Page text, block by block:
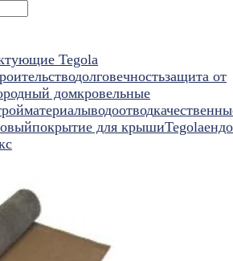
Tegola
долговечностьзащита от
домкровельные
водоотвод
покрытие для крышиTegola